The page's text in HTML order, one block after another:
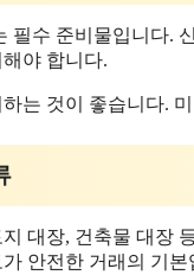
필수 준비물입니다.
야 합니다.
는 것이 좋습니다.
대장, 건축물 대장
안전한 거래의 기본